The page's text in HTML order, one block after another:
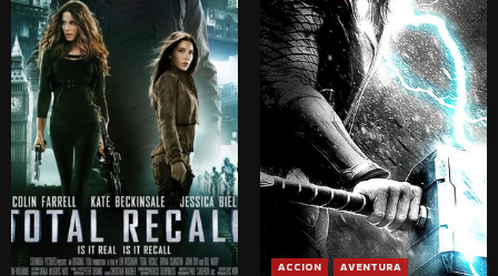
ACCION AVENTURA